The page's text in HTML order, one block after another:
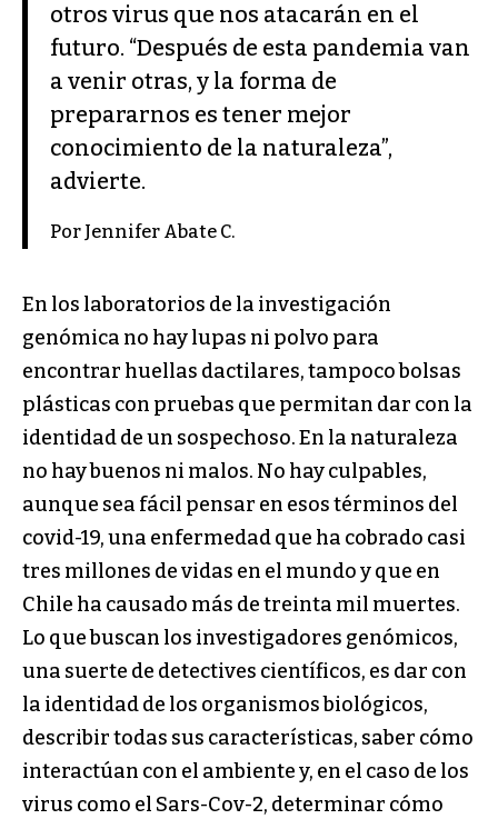
otros virus que nos atacarán en el
futuro. “Después de esta pandemia van
a venir otras, y la forma de
prepararnos es tener mejor
conocimiento de la naturaleza”,
advierte.
Por Jennifer Abate C.
En los laboratorios de la investigación
genómica no hay lupas ni polvo para
encontrar huellas dactilares, tampoco bolsas
plásticas con pruebas que permitan dar con la
identidad de un sospechoso. En la naturaleza
no hay buenos ni malos. No hay culpables,
aunque sea fácil pensar en esos términos del
covid-19, una enfermedad que ha cobrado casi
tres millones de vidas en el mundo y que en
Chile ha causado más de treinta mil muertes.
Lo que buscan los investigadores genómicos,
una suerte de detectives científicos, es dar con
la identidad de los organismos biológicos,
describir todas sus características, saber cómo
interactúan con el ambiente y, en el caso de los
virus como el Sars-Cov-2, determinar cómo